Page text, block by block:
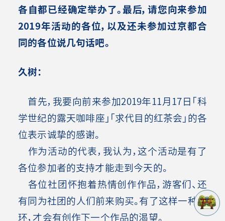
各自都已经确定举办了。最后，请您向来参加
2019年活动的各位，以及还未参加过京都合
同的各位说几句话吧。
久树：
首先，我要向前来参加2019年11月17日「科
学世纪的露天咖啡座」「求代目的红茶会」的各
位表示诚挚的感谢。
作为活动的代表，我认为，这个活动是有了
各位参加者的支持才能走到今天的。
各位社团怀抱着热情创作作品，游客们、还
有同为社团的人们前来购买。有了这样一种循
环，才会有创作下一个作品的渴望。